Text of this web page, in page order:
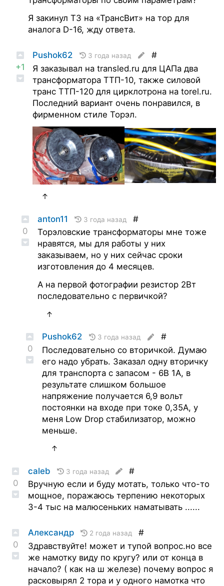
Я закинул ТЗ на «ТрансВит» на тор для
аналога D-16, жду ответа.
+1
Pushok62 3 года назад
#
Я заказывал на transled.ru для ЦАПа два
трансформатора ТТП-10, также силовой
транс ТТП-120 для цирклотрона на torel.ru.
Последний вариант очень понравился, в
фирменном стиле Торэл.
↑
0
anton11 3 года назад
#
Торэловские трансформаторы мне тоже
нравятся, мы для работы у них
заказываем, но у них сейчас сроки
изготовления до 4 месяцев.
А на первой фотографии резистор 2Вт
последовательно с первичкой?
↑
0
Pushok62 3 года назад
#
Последовательно со вторичкой. Думаю
его надо убрать. Заказал одну вторичку
для транспорта с запасом - 6В 1А, в
результате слишком большое
напряжение получается 6,9 вольт
постоянки на входе при токе 0,35А, у
меня Low Drop стабилизатор, можно
меньше.
↑
0
caleb 3 года назад
#
Вручную если и буду мотать, только что-то
мощное, поражаюсь терпению некоторых
3-4 тыс на малюсеньких наматывать ......
0
Александр 2 года назад
#
Здравствуйте! может и тупой вопрос.но все
же намотку виду по кругу? или от конца в
начало? ( как на ш железе) почему вопрос я
расковырял 2 тора и у одного намотка что